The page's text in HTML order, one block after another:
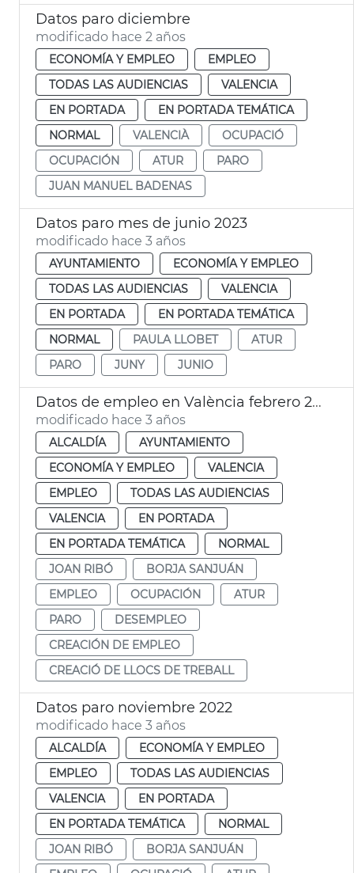
Datos paro diciembre
modificado hace 2 años
ECONOMÍA Y EMPLEO
EMPLEO
TODAS LAS AUDIENCIAS
VALENCIA
EN PORTADA
EN PORTADA TEMÁTICA
NORMAL
VALENCIÀ
OCUPACIÓ
OCUPACIÓN
ATUR
PARO
JUAN MANUEL BADENAS
Datos paro mes de junio 2023
modificado hace 3 años
AYUNTAMIENTO
ECONOMÍA Y EMPLEO
TODAS LAS AUDIENCIAS
VALENCIA
EN PORTADA
EN PORTADA TEMÁTICA
NORMAL
PAULA LLOBET
ATUR
PARO
JUNY JUNIO
Datos de empleo en València febrero 2023
modificado hace 3 años
ALCALDÍA
AYUNTAMIENTO
ECONOMÍA Y EMPLEO
VALENCIA
EMPLEO
TODAS LAS AUDIENCIAS
VALENCIA
EN PORTADA
EN PORTADA TEMÁTICA
NORMAL
JOAN RIBÓ
BORJA SANJUÁN
EMPLEO
OCUPACIÓN
ATUR
PARO
DESEMPLEO
CREACIÓN DE EMPLEO
CREACIÓ DE LLOCS DE TREBALL
Datos paro noviembre 2022
modificado hace 3 años
ALCALDÍA
ECONOMÍA Y EMPLEO
EMPLEO
TODAS LAS AUDIENCIAS
VALENCIA
EN PORTADA
EN PORTADA TEMÁTICA
NORMAL
JOAN RIBÓ
BORJA SANJUÁN